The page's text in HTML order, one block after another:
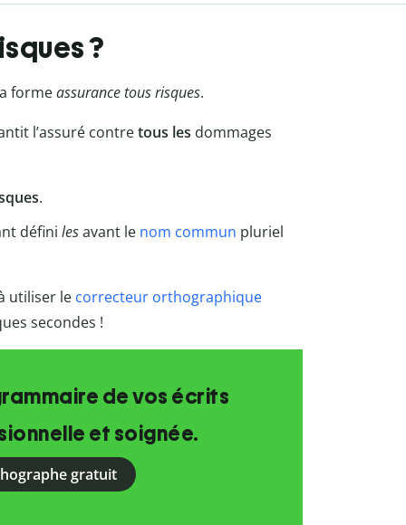
?
formeassurance tous risques.
l’assuré contretous les dommages
.
défini lesavant le nom commun pluriel
utiliser lecorrecteur orthographique
secondes !
de vos écrits
et soignée.
gratuit